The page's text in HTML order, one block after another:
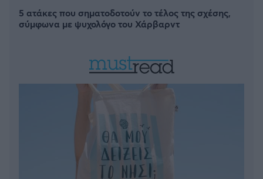
5 ατάκες που σηματοδοτούν το τέλος της σχέσης,
σύμφωνα με ψυχολόγο του Χάρβαρντ